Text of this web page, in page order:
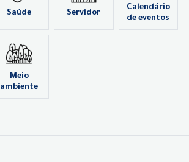
Saúde Servidor
Calendário
de eventos
Meio
ambiente